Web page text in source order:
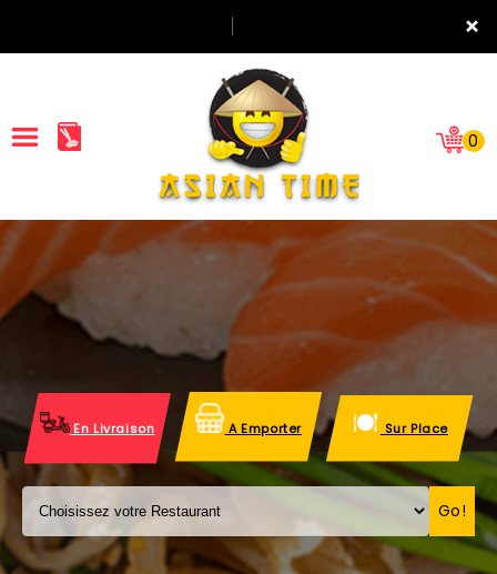
×
ACCUEIL
LA CARTE
VOS AVIS
MENTIONS LÉGALES
C.G.V
0
En Livraison A Emporter Sur Place
Go!